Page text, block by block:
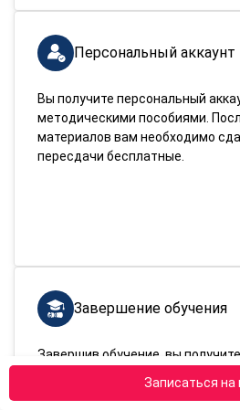
Записаться на
Персональный аккаунт
Вы получите персональный
методическими пособиями.
материалов вам необходимо
пересдачи бесплатные.
Завершение обучения
Завершив обучение, вы